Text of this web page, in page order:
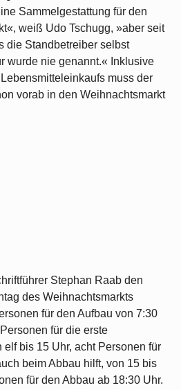
Sammelgestattung für den
weiß Udo Tschugg, »aber seit
die Standbetreiber selbst
wurde nie genannt.« Inklusive
muss der
vorab in den Weihnachtsmarkt
Stephan Raab den
des Weihnachtsmarkts
für den Aufbau von 7:30
für die erste
bis 15 Uhr, acht Personen für
beim Abbau hilft, von 15 bis
für den Abbau ab 18:30 Uhr.